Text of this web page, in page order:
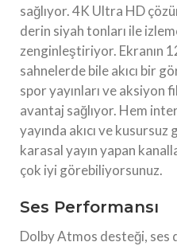
sağlıyor. 4K Ultra HD
derin siyah tonları ile
zenginleştiriyor. Ekranın
sahnelerde bile akıcı bir
spor yayınları ve aksiyon
avantaj sağlıyor. Hem
yayında akıcı ve
karasal yayın yapan
çok iyi görebiliyorsunuz.
Ses Performansı
Dolby Atmos desteği, ses